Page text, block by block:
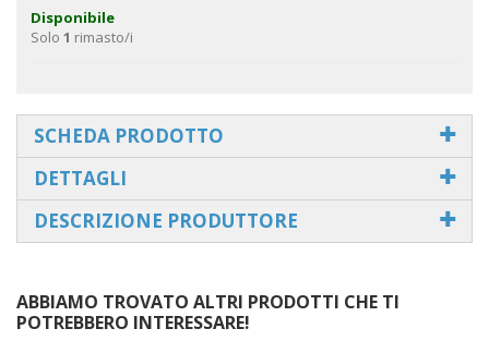
Disponibile
Solo 1 rimasto/i
SCHEDA PRODOTTO
DETTAGLI
DESCRIZIONE PRODUTTORE
ABBIAMO TROVATO ALTRI PRODOTTI CHE TI
POTREBBERO INTERESSARE!